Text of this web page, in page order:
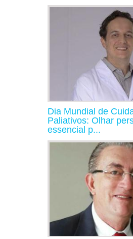
Dia Mundial de
Paliativos: Olhar
essencial p...